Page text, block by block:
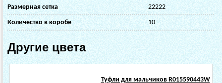
Размерная сетка 22222
Количество в коробе 10
Другие цвета
Туфли для мальчиков R015590443W